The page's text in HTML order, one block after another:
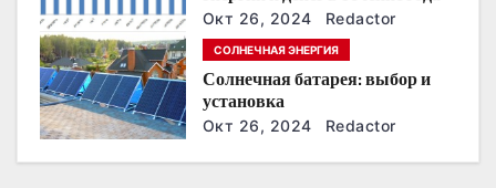
и
с
я
м
Окт 26, 2024 Redactor
СОЛНЕЧНАЯ ЭНЕРГИЯ
Солнечная батарея: выбор и
установка
Окт 26, 2024 Redactor